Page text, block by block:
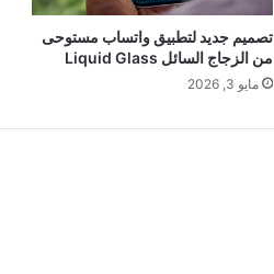
تصميم جديد لتطبيق واتساب مستوحى
من الزجاج السائل Liquid Glass
مايو 3, 2026